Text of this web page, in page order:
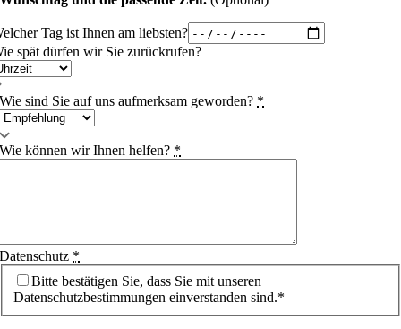
Tag ist Ihnen am liebsten?
spät dürfen wir Sie zurückrufen?
Wie sind Sie auf uns aufmerksam geworden? *
Wie können wir Ihnen helfen? *
Datenschutz *
Bitte bestätigen Sie, dass Sie mit unseren
Datenschutzbestimmungen einverstanden sind.*